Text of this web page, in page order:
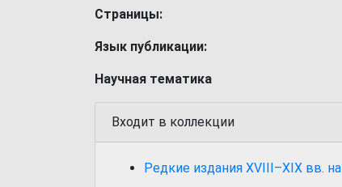
Страницы:
Язык публикации:
Научная тематика
Входит в коллекции
Редкие издания XVIII–XIX вв.